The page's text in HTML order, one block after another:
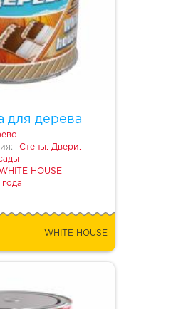
для дерева
Стены, Двери,
WHITE HOUSE
года
WHITE HOUSE